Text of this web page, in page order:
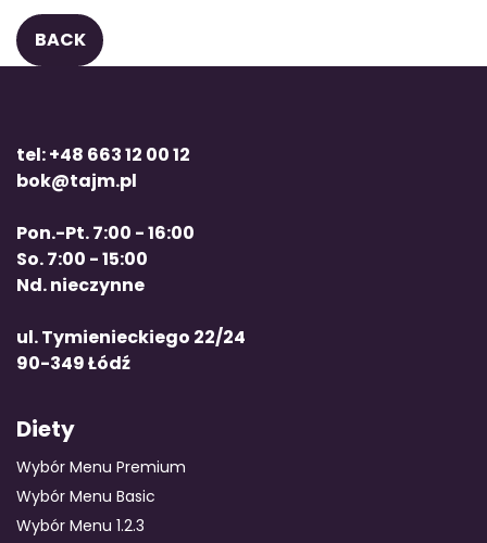
BACK
tel: +48 663 12 00 12
bok@tajm.pl
Pon.-Pt. 7:00 - 16:00
So. 7:00 - 15:00
Nd. nieczynne
ul. Tymienieckiego 22/24
90-349 Łódź
Diety
Wybór Menu Premium
Wybór Menu Basic
Wybór Menu 1.2.3